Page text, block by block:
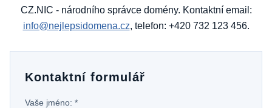
CZ.NIC - národního správce domény. Kontaktní email:
info@nejlepsidomena.cz, telefon: +420 732 123 456.
Kontaktní formulář
Vaše jméno: *